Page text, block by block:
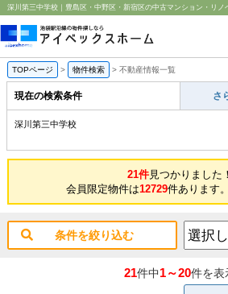
TOPページ > 物件検索 > 不動産情報一覧
現在の検索条件 さ
深川第三中学校
21件見つかりました！
会員限定物件は12729件あります。
条件を絞り込む
21件中1～20件を表